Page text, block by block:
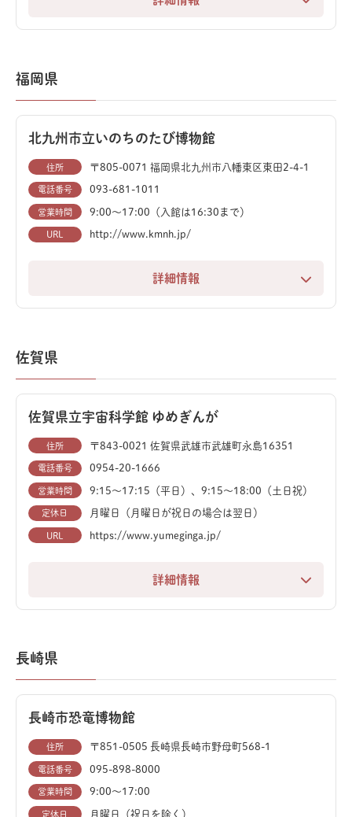
自然、科学技術、産業の3つのゾーンを持つ大型科学館
は、子どもだけでなく大人も魅了します。館内の多数の
化石展示と合わせて、太古のロマンを体感できます。
直径30mの世界最大級プラネタリウムでは、満天の星空
と宇宙の壮大な映像を大迫力で楽しめます。また、科学
福岡県
北九州市立いのちのたび博物館
住所 〒805-0071 福岡県北九州市八幡東区東田2-4-1
電話番号 093-681-1011
営業時間 9:00〜17:00（入館は16:30まで）
URL http://www.kmnh.jp/
詳細情報
福岡県北九州市にある北九州市立いのちのたび博物館
ちのたび」を、9,000点以上の展示で体感できます。
格が広大な空間に並びます。ティラノサウルス、ディプ
ロドクス（全長約35m）、スピノサウルス（全長約
15m）など、迫力満点の大型恐竜が勢揃い。デッキから
の眺めも臨場感抜群です。
また、「エンバイラマ館」では、白亜紀前期の北九州を
再現した360度ジオラマに、リアルに動く恐竜ロボット
ュージアム」では、恐竜パズルや土器パズルに挑戦でき
ミュージアムショップでは、オリジナルゴーフルや恐竜
フィギュアなど、お土産にぴったりな商品が豊富です。
佐賀県
佐賀県立宇宙科学館 ゆめぎんが
住所 〒843-0021 佐賀県武雄市武雄町永島16351
電話番号 0954-20-1666
営業時間 9:15～17:15（平日）、9:15～18:00（土日祝）
定休日 月曜日（月曜日が祝日の場合は翌日）
URL https://www.yumeginga.jp/
詳細情報
宇宙、地球、そして佐賀の3つのテーマを掲げた、体験
り、恐竜ファンも楽しめます。
実験や体験プログラムも充実しており、子どもから大人
まで、宇宙や自然の不思議を見て、触れて、楽しみなが
ら学べます。
長崎県
長崎市恐竜博物館
住所 〒851-0505 長崎県長崎市野母町568-1
電話番号 095-898-8000
営業時間 9:00〜17:00
定休日 月曜日（祝日を除く）